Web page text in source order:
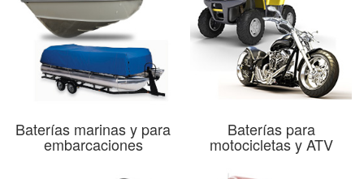
Baterías marinas y para
embarcaciones
Baterías para
motocicletas y ATV